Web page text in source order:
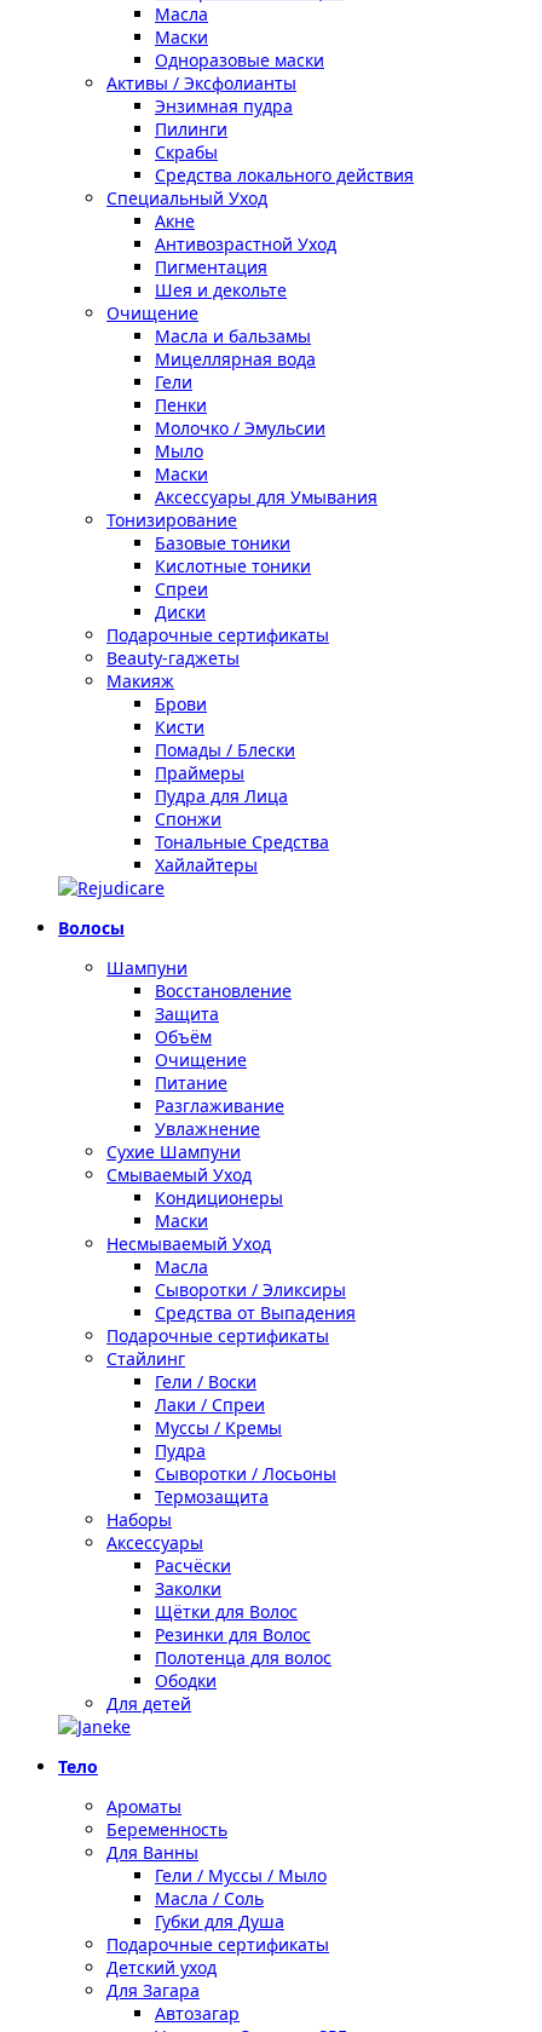
Масла
Маски
Одноразовые маски
Активы / Эксфолианты
Энзимная пудра
Пилинги
Скрабы
Средства локального действия
Специальный Уход
Акне
Антивозрастной Уход
Пигментация
Шея и декольте
Очищение
Масла и бальзамы
Мицеллярная вода
Гели
Пенки
Молочко / Эмульсии
Мыло
Маски
Аксессуары для Умывания
Тонизирование
Базовые тоники
Кислотные тоники
Спреи
Диски
Подарочные сертификаты
Beauty-гаджеты
Макияж
Брови
Кисти
Помады / Блески
Праймеры
Пудра для Лица
Спонжи
Тональные Средства
Хайлайтеры
Волосы
Шампуни
Восстановление
Защита
Объём
Очищение
Питание
Разглаживание
Увлажнение
Сухие Шампуни
Смываемый Уход
Кондиционеры
Маски
Несмываемый Уход
Масла
Сыворотки / Эликсиры
Средства от Выпадения
Подарочные сертификаты
Стайлинг
Гели / Воски
Лаки / Спреи
Муссы / Кремы
Пудра
Сыворотки / Лосьоны
Термозащита
Наборы
Аксессуары
Расчёски
Заколки
Щётки для Волос
Резинки для Волос
Полотенца для волос
Ободки
Для детей
Тело
Ароматы
Беременность
Для Ванны
Гели / Муссы / Мыло
Масла / Соль
Губки для Душа
Подарочные сертификаты
Детский уход
Для Загара
Автозагар